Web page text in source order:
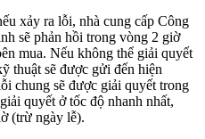
xảy ra lỗi, nhà cung cấp Công
sẽ phản hồi trong vòng 2 giờ
mua. Nếu không thể giải quyết
thuật sẽ được gửi đến hiện
chung sẽ được giải quyết trong
quyết ở tốc độ nhanh nhất,
(trừ ngày lễ).